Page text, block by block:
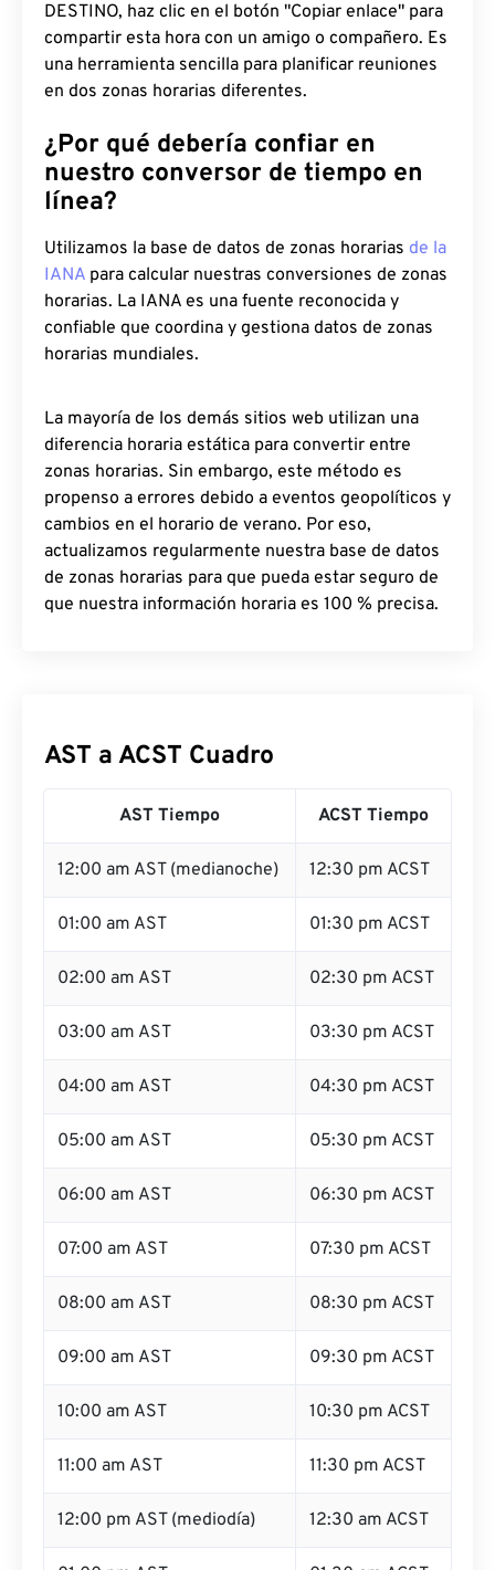
DESTINO, haz clic en el botón "Copiar enlace" para
compartir esta hora con un amigo o compañero. Es
una herramienta sencilla para planificar reuniones
en dos zonas horarias diferentes.
¿Por qué debería confiar en
nuestro conversor de tiempo en
línea?
Utilizamos la base de datos de zonas horarias de la
IANA para calcular nuestras conversiones de zonas
horarias. La IANA es una fuente reconocida y
confiable que coordina y gestiona datos de zonas
horarias mundiales.
La mayoría de los demás sitios web utilizan una
diferencia horaria estática para convertir entre
zonas horarias. Sin embargo, este método es
propenso a errores debido a eventos geopolíticos y
cambios en el horario de verano. Por eso,
actualizamos regularmente nuestra base de datos
de zonas horarias para que pueda estar seguro de
que nuestra información horaria es 100 % precisa.
AST a ACST Cuadro
AST Tiempo ACST Tiempo
12:00 am AST (medianoche) 12:30 pm ACST
01:00 am AST 01:30 pm ACST
02:00 am AST 02:30 pm ACST
03:00 am AST 03:30 pm ACST
04:00 am AST 04:30 pm ACST
05:00 am AST 05:30 pm ACST
06:00 am AST 06:30 pm ACST
07:00 am AST 07:30 pm ACST
08:00 am AST 08:30 pm ACST
09:00 am AST 09:30 pm ACST
10:00 am AST 10:30 pm ACST
11:00 am AST 11:30 pm ACST
12:00 pm AST (mediodía) 12:30 am ACST